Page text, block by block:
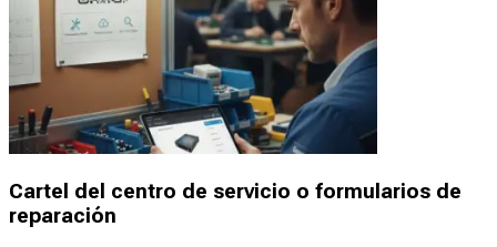
Cartel del centro de servicio o formularios de
reparación